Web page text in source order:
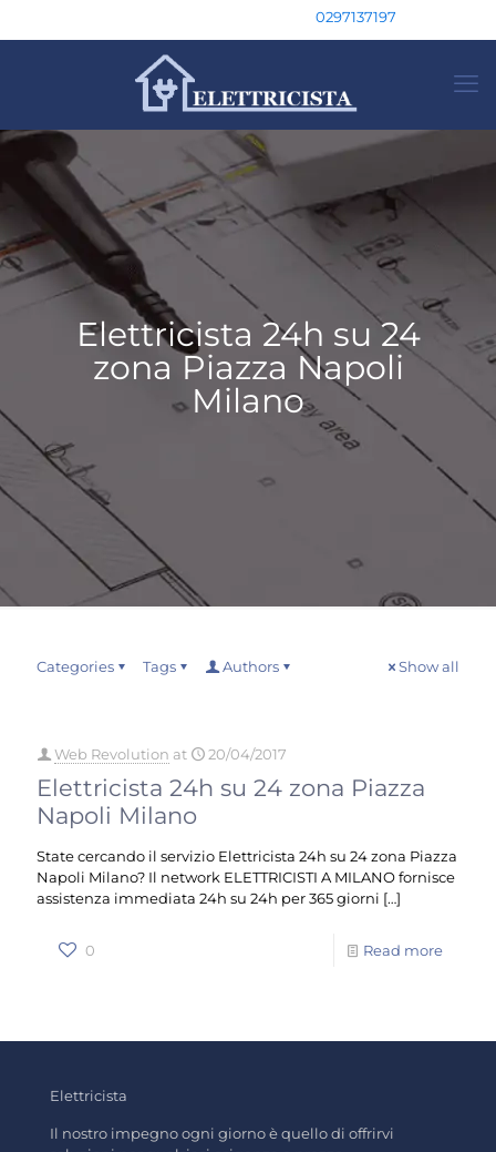
0297137197
Elettricista 24h su 24
zona Piazza Napoli
Milano
Categories Tags Authors Show all
Web Revolution at 20/04/2017
Elettricista 24h su 24 zona Piazza
Napoli Milano
State cercando il servizio Elettricista 24h su 24 zona Piazza
Napoli Milano? Il network ELETTRICISTI A MILANO fornisce
assistenza immediata 24h su 24h per 365 giorni […]
0 Read more
Elettricista
Il nostro impegno ogni giorno è quello di offrirvi